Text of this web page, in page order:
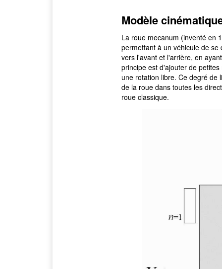
Modèle
La roue mecanum (inventé en
permettant à un véhicule de
vers l'avant et l'arrière, en
principe est d'ajouter de
une rotation libre. Ce degré de
de la roue dans toutes les
roue classique.